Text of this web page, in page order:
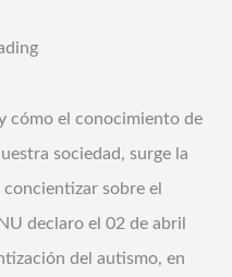
cómo el conocimiento de
sociedad, surge la
sobre el
declaro el 02 de abril
del autismo, en